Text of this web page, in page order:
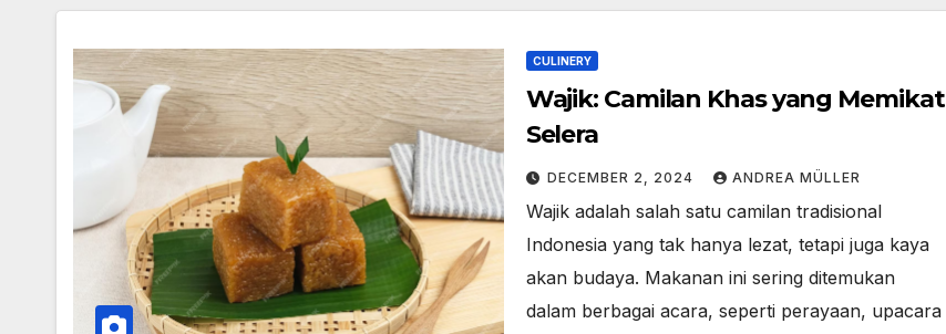
CULINERY
Wajik: Camilan Khas yang Memikat
Selera
DECEMBER 2, 2024 ANDREA MÜLLER
Wajik adalah salah satu camilan tradisional
Indonesia yang tak hanya lezat, tetapi juga kaya
akan budaya. Makanan ini sering ditemukan
dalam berbagai acara, seperti perayaan, upacara